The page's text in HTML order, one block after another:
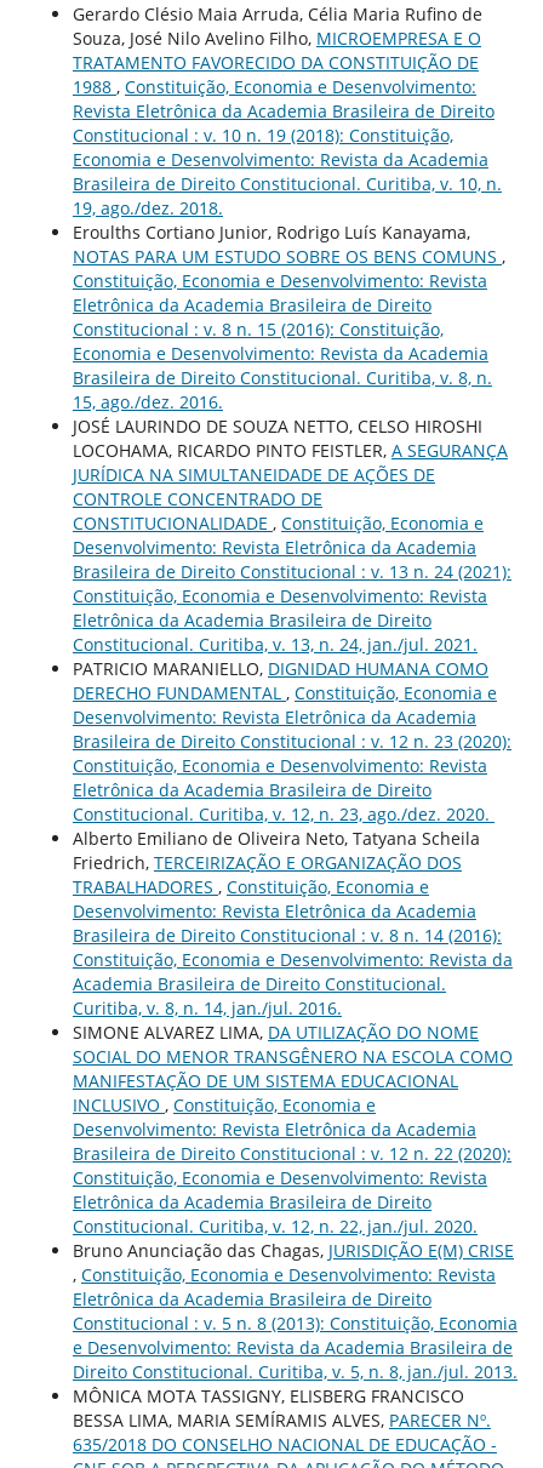
Gerardo Clésio Maia Arruda, Célia Maria Rufino de
Souza, José Nilo Avelino Filho, MICROEMPRESA E O
TRATAMENTO FAVORECIDO DA CONSTITUIÇÃO DE
1988 , Constituição, Economia e Desenvolvimento:
Revista Eletrônica da Academia Brasileira de Direito
Constitucional : v. 10 n. 19 (2018): Constituição,
Economia e Desenvolvimento: Revista da Academia
Brasileira de Direito Constitucional. Curitiba, v. 10, n.
19, ago./dez. 2018.
Eroulths Cortiano Junior, Rodrigo Luís Kanayama,
NOTAS PARA UM ESTUDO SOBRE OS BENS COMUNS ,
Constituição, Economia e Desenvolvimento: Revista
Eletrônica da Academia Brasileira de Direito
Constitucional : v. 8 n. 15 (2016): Constituição,
Economia e Desenvolvimento: Revista da Academia
Brasileira de Direito Constitucional. Curitiba, v. 8, n.
15, ago./dez. 2016.
JOSÉ LAURINDO DE SOUZA NETTO, CELSO HIROSHI
LOCOHAMA, RICARDO PINTO FEISTLER, A SEGURANÇA
JURÍDICA NA SIMULTANEIDADE DE AÇÕES DE
CONTROLE CONCENTRADO DE
CONSTITUCIONALIDADE , Constituição, Economia e
Desenvolvimento: Revista Eletrônica da Academia
Brasileira de Direito Constitucional : v. 13 n. 24 (2021):
Constituição, Economia e Desenvolvimento: Revista
Eletrônica da Academia Brasileira de Direito
Constitucional. Curitiba, v. 13, n. 24, jan./jul. 2021.
PATRICIO MARANIELLO, DIGNIDAD HUMANA COMO
DERECHO FUNDAMENTAL , Constituição, Economia e
Desenvolvimento: Revista Eletrônica da Academia
Brasileira de Direito Constitucional : v. 12 n. 23 (2020):
Constituição, Economia e Desenvolvimento: Revista
Eletrônica da Academia Brasileira de Direito
Constitucional. Curitiba, v. 12, n. 23, ago./dez. 2020.
Alberto Emiliano de Oliveira Neto, Tatyana Scheila
Friedrich, TERCEIRIZAÇÃO E ORGANIZAÇÃO DOS
TRABALHADORES , Constituição, Economia e
Desenvolvimento: Revista Eletrônica da Academia
Brasileira de Direito Constitucional : v. 8 n. 14 (2016):
Constituição, Economia e Desenvolvimento: Revista da
Academia Brasileira de Direito Constitucional.
Curitiba, v. 8, n. 14, jan./jul. 2016.
SIMONE ALVAREZ LIMA, DA UTILIZAÇÃO DO NOME
SOCIAL DO MENOR TRANSGÊNERO NA ESCOLA COMO
MANIFESTAÇÃO DE UM SISTEMA EDUCACIONAL
INCLUSIVO , Constituição, Economia e
Desenvolvimento: Revista Eletrônica da Academia
Brasileira de Direito Constitucional : v. 12 n. 22 (2020):
Constituição, Economia e Desenvolvimento: Revista
Eletrônica da Academia Brasileira de Direito
Constitucional. Curitiba, v. 12, n. 22, jan./jul. 2020.
Bruno Anunciação das Chagas, JURISDIÇÃO E(M) CRISE
, Constituição, Economia e Desenvolvimento: Revista
Eletrônica da Academia Brasileira de Direito
Constitucional : v. 5 n. 8 (2013): Constituição, Economia
e Desenvolvimento: Revista da Academia Brasileira de
Direito Constitucional. Curitiba, v. 5, n. 8, jan./jul. 2013.
MÔNICA MOTA TASSIGNY, ELISBERG FRANCISCO
BESSA LIMA, MARIA SEMÍRAMIS ALVES, PARECER Nº.
635/2018 DO CONSELHO NACIONAL DE EDUCAÇÃO -